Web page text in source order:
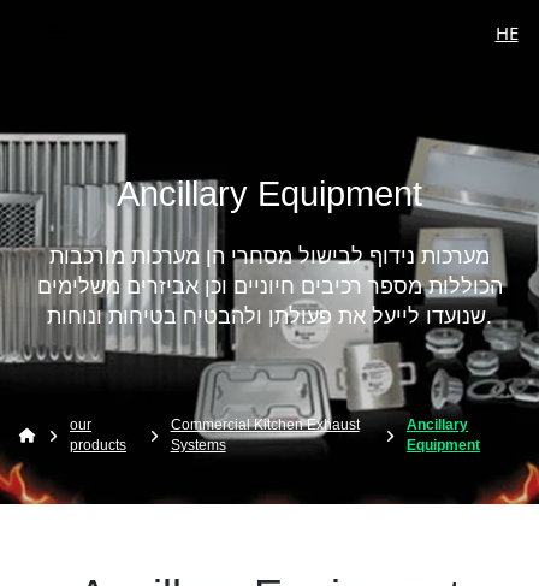
HE
Ancillary Equipment
מערכות נידוף לבישול מסחרי הן מערכות מורכבות
הכוללות מספר רכיבים חיוניים וכן אביזרים משלימים
שנועדו לייעל את פעולתן ולהבטיח בטיחות ונוחות.
our
products
Commercial Kitchen Exhaust
Systems
Ancillary
Equipment